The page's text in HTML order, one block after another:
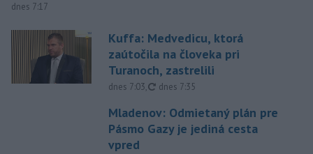
dnes 7:17
Kuffa: Medvedicu, ktorá
zaútočila na človeka pri
Turanoch, zastrelili
dnes 7:03, aktualizované
dnes 7:35
Mladenov: Odmietaný plán pre
Pásmo Gazy je jediná cesta
vpred